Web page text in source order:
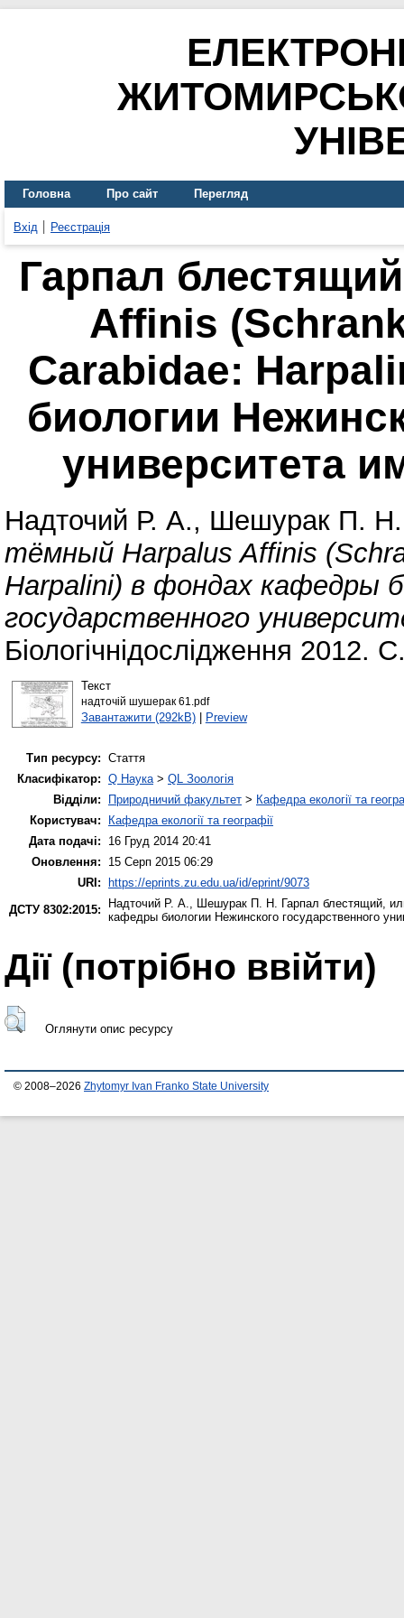
Головна Про сайт Перегляд
Вхід Реєстрація
Гарпал
Affinis
Carabidae:
биологии
университета
Надточий Р. А., Шешурак П. Н.
тёмный Harpalus Affinis
Harpalini) в фондах кафедры
государственного
Біологічнідослідження 2012.
Текст
надточій шушерак 61.pdf
Завантажити (292kB)| Preview
Тип ресурсу: Стаття
Класифікатор: Q Наука> QL Зоологія
Відділи:
Природничий факультет > Кафедра екології та
Користувач:
Кафедра екології та географії
Дата подачі:
16 Груд 2014 20:41
Оновлення:
15 Серп 2015 06:29
URI:
https://eprints.zu.edu.ua/id/eprint/9073
ДСТУ 8302:2015:
Надточий Р. А., Шешурак П. Н. Гарпал блестящий,
кафедры биологии Нежинского государственного
Дії ​​(потрібно ввійти)
Оглянути опис ресурсу
© 2008–2026 Zhytomyr Ivan Franko State University